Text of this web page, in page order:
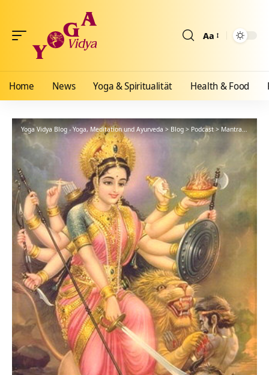
Aa
Home News Yoga & Spiritualität Health & Food
Yoga Vidya Blog - Yoga, Meditation und Ayurveda > Blog > Podcast> Mantra>